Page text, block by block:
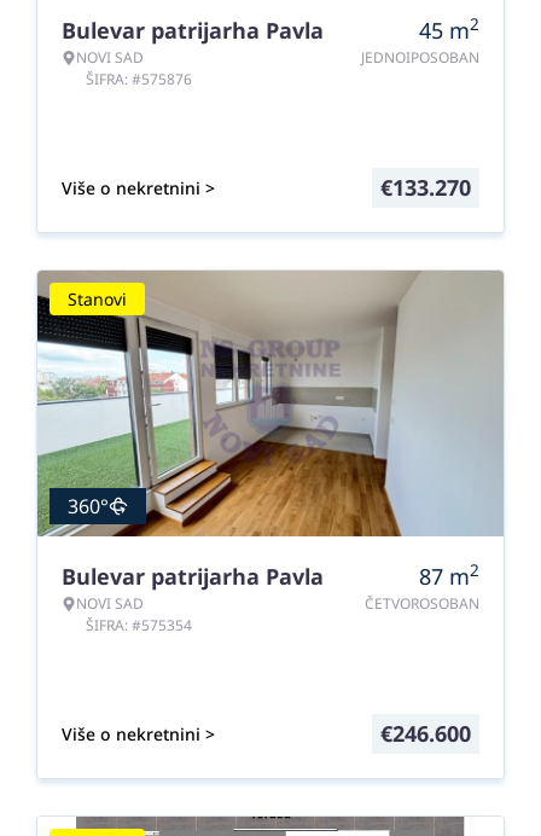
Bulevar patrijarha Pavla
NOVI SAD
ŠIFRA: #575876
45 m2
JEDNOIPOSOBAN
Više o nekretnini > €133.270
Stanovi
360°
Bulevar patrijarha Pavla
NOVI SAD
ŠIFRA: #575354
87 m2
ČETVOROSOBAN
Više o nekretnini > €246.600